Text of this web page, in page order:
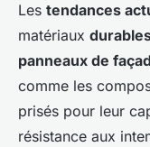
Les tendances
matériaux
panneaux de
comme les
prisés pour leur
résistance aux